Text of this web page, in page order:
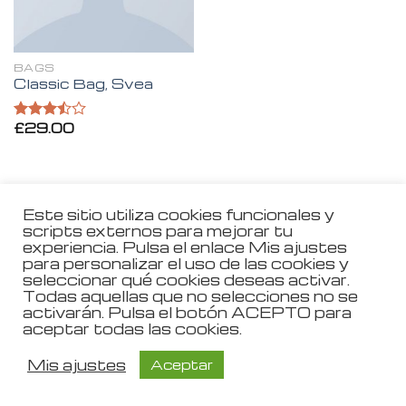
BAGS
Classic Bag, Svea
Valorado
£29.00
Aviso Legal
Política de Privacidad
Política de Cookies
Copyright 2026 ©
Este sitio utiliza cookies funcionales y
scripts externos para mejorar tu
experiencia. Pulsa el enlace Mis ajustes
para personalizar el uso de las cookies y
seleccionar qué cookies deseas activar.
Todas aquellas que no selecciones no se
activarán. Pulsa el botón ACEPTO para
aceptar todas las cookies.
Mis ajustes
Aceptar